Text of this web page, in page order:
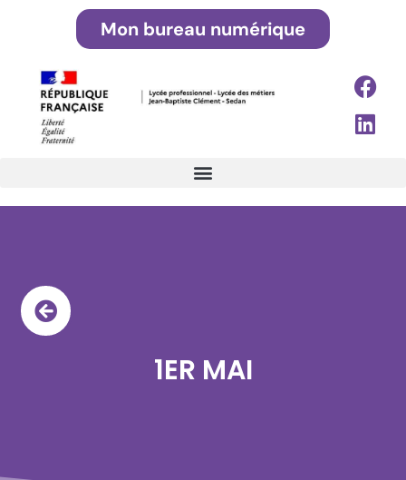
Mon bureau numérique
1ER MAI